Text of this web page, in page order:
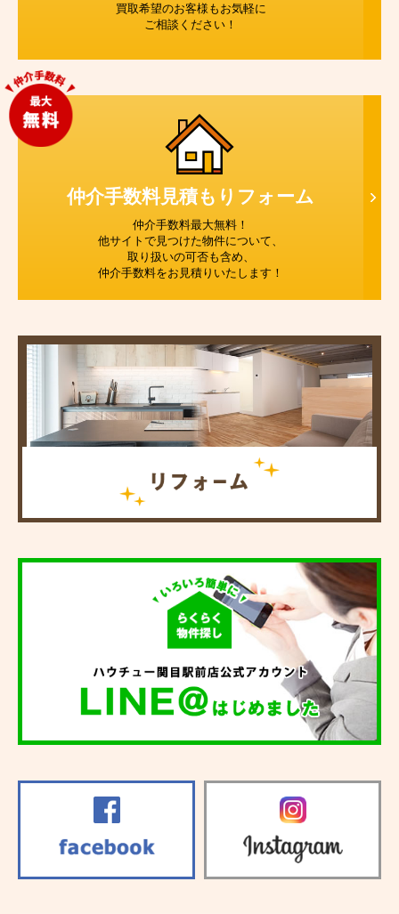
買取希望のお客様もお気軽に
ご相談ください！
仲介手数料見積もり フォーム
仲介手数料最大無料！
他サイトで見つけた物件について、
取り扱いの可否も含め、
仲介手数料をお見積りいたします！